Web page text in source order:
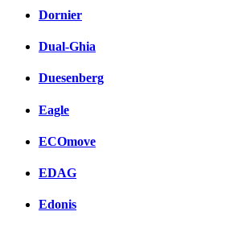
Dornier
Dual-Ghia
Duesenberg
Eagle
ECOmove
EDAG
Edonis